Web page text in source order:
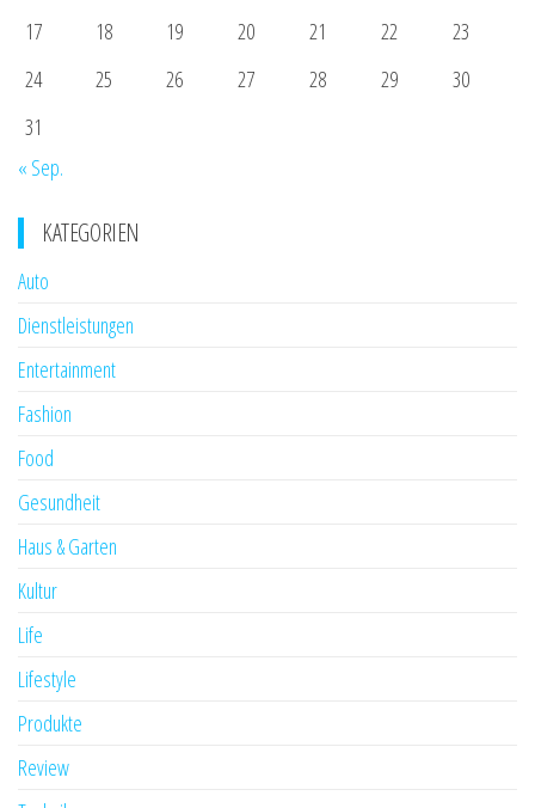
17
18 19 20 21 22
23
24
25 26 27 28 29
30
31
« Sep.
KATEGORIEN
Auto
Dienstleistungen
Entertainment
Fashion
Food
Gesundheit
Haus & Garten
Kultur
Life
Lifestyle
Produkte
Review